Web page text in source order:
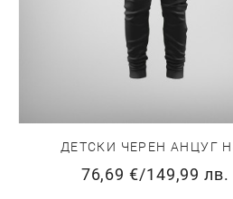
ДЕТСКИ ЧЕРЕН АНЦУГ
76,69 €/149,99 лв.